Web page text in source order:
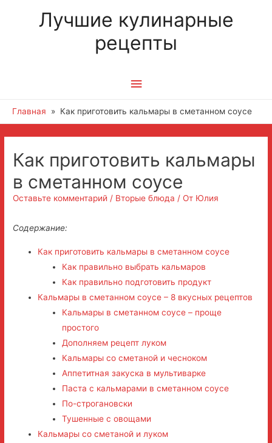
Лучшие кулинарные
рецепты
Главное
меню
Главная Как приготовить кальмары в сметанном соусе
Как приготовить кальмары
в сметанном соусе
Оставьте комментарий / Вторые блюда / От Юлия
Содержание:
Как приготовить кальмары в сметанном соусе
Как правильно выбрать кальмаров
Как правильно подготовить продукт
Кальмары в сметанном соусе – 8 вкусных рецептов
Кальмары в сметанном соусе – проще
простого
Дополняем рецепт луком
Кальмары со сметаной и чесноком
Аппетитная закуска в мультиварке
Паста с кальмарами в сметанном соусе
По-строгановски
Тушенные с овощами
Кальмары со сметаной и луком